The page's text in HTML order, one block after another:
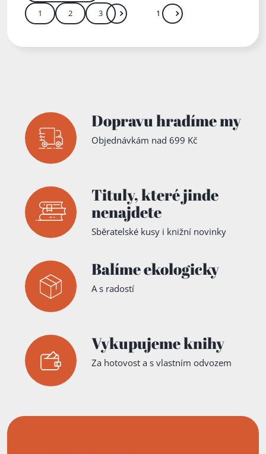
1 2 3
Další Přejít
Dopravu hradíme my
Objednávkám nad 699 Kč
Tituly,které jinde
nenajdete
Sběratelské kusy i knižní novinky
Balíme ekologicky
A s radostí
Vykupujeme knihy
Za hotovost a s vlastním odvozem